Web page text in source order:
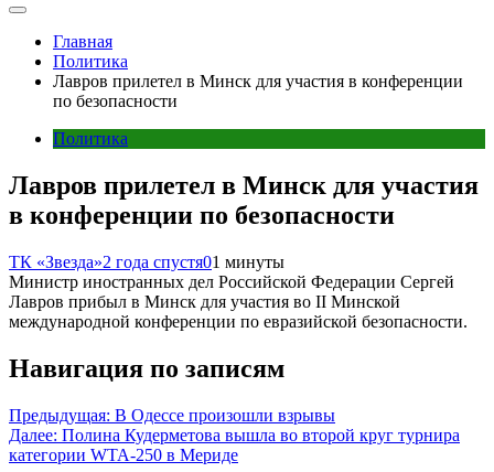
Главная
Политика
Лавров прилетел в Минск для участия в конференции
по безопасности
Политика
Лавров прилетел в Минск для участия
в конференции по безопасности
ТК «Звезда»2 года спустя01 минуты
Министр иностранных дел Российской Федерации Сергей
Лавров прибыл в Минск для участия во II Минской
международной конференции по евразийской безопасности.
Навигация по записям
Предыдущая: В Одессе произошли взрывы
Далее: Полина Кудерметова вышла во второй круг турнира
категории WTA-250 в Мериде